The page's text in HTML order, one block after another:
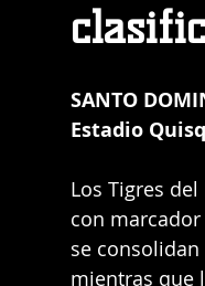
SANTO
Estadio
Los Tigres
con
se
mientras que